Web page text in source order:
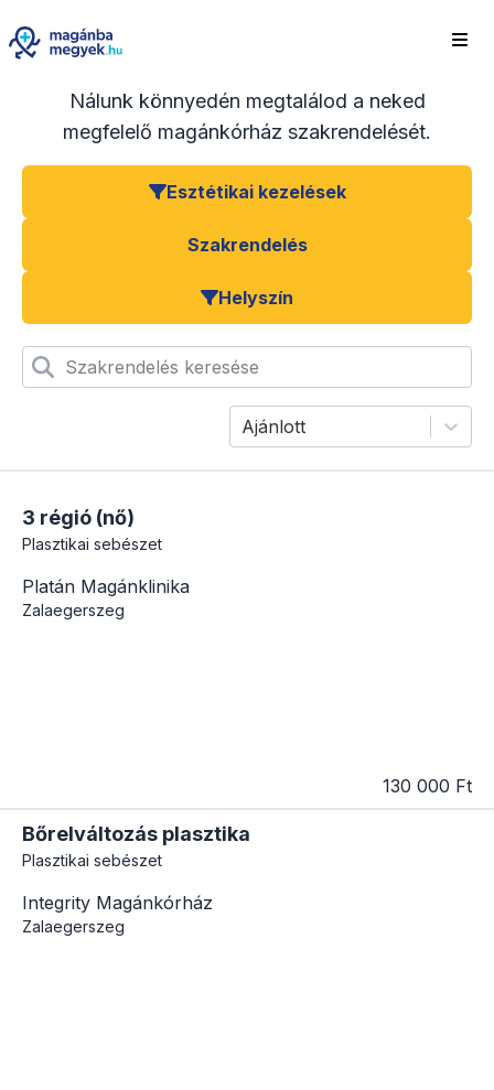
Nálunk könnyedén megtalálod a neked
megfelelő magánkórház szakrendelését.
Esztétikai kezelések
Szakrendelés
Helyszín
Szakrendelés keresése
Ajánlott
3 régió (nő)
Plasztikai sebészet
Platán Magánklinika
Zalaegerszeg
130 000 Ft
Bőrelváltozás plasztika
Plasztikai sebészet
Integrity Magánkórház
Zalaegerszeg